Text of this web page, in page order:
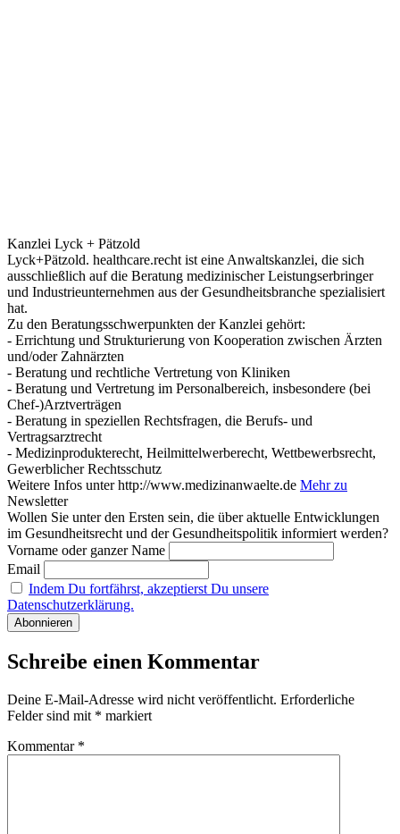
Kanzlei Lyck + Pätzold
Lyck+Pätzold. healthcare.recht ist eine Anwaltskanzlei, die sich
ausschließlich auf die Beratung medizinischer Leistungserbringer
und Industrieunternehmen aus der Gesundheitsbranche spezialisiert
hat.
Zu den Beratungsschwerpunkten der Kanzlei gehört:
- Errichtung und Strukturierung von Kooperation zwischen Ärzten
und/oder Zahnärzten
- Beratung und rechtliche Vertretung von Kliniken
- Beratung und Vertretung im Personalbereich, insbesondere (bei
Chef-)Arztverträgen
- Beratung in speziellen Rechtsfragen, die Berufs- und
Vertragsarztrecht
- Medizinprodukterecht, Heilmittelwerberecht, Wettbewerbsrecht,
Gewerblicher Rechtsschutz
Weitere Infos unter http://www.medizinanwaelte.de Mehr zu
Newsletter
Wollen Sie unter den Ersten sein, die über aktuelle Entwicklungen
im Gesundheitsrecht und der Gesundheitspolitik informiert werden?
Vorname oder ganzer Name
Email
Indem Du fortfährst, akzeptierst Du unsere
Datenschutzerklärung.
Schreibe einen Kommentar
Deine E-Mail-Adresse wird nicht veröffentlicht. Erforderliche
Felder sind mit * markiert
Kommentar *